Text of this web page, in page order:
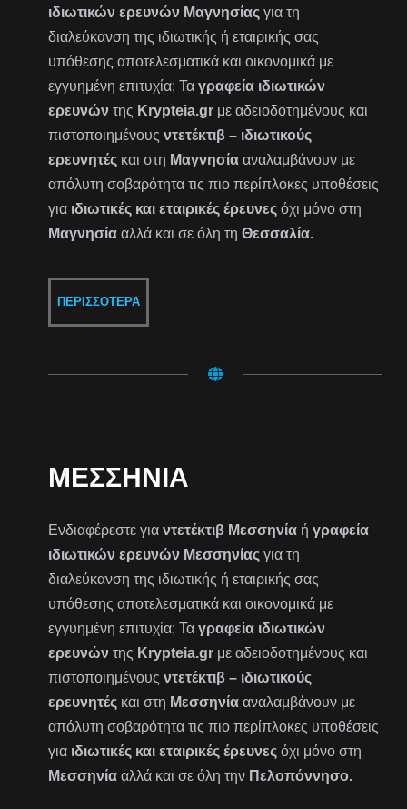
ιδιωτικών ερευνών Μαγνησίας για τη
διαλεύκανση της ιδιωτικής ή εταιρικής σας
υπόθεσης αποτελεσματικά και οικονομικά με
εγγυημένη επιτυχία; Ταγραφεία ιδιωτικών
ερευνών της Krypteia.gr με αδειοδοτημένους και
πιστοποιημένουςντετέκτιβ – ιδιωτικούς
ερευνητές και στη Μαγνησία αναλαμβάνουν με
απόλυτη σοβαρότητα τις πιο περίπλοκες υποθέσεις
για ιδιωτικές και εταιρικές έρευνες όχι μόνο στη
Μαγνησία αλλά και σε όλη τηΘεσσαλία.
ΠΕΡΙΣΣΌΤΕΡΑ
ΜΕΣΣΗΝΊΑ
Ενδιαφέρεστε γιαντετέκτιβ Μεσσηνία ήγραφεία
ιδιωτικών ερευνών Μεσσηνίας για τη
διαλεύκανση της ιδιωτικής ή εταιρικής σας
υπόθεσης αποτελεσματικά και οικονομικά με
εγγυημένη επιτυχία; Ταγραφεία ιδιωτικών
ερευνών της Krypteia.gr με αδειοδοτημένους και
πιστοποιημένουςντετέκτιβ – ιδιωτικούς
ερευνητές και στη Μεσσηνία αναλαμβάνουν με
απόλυτη σοβαρότητα τις πιο περίπλοκες υποθέσεις
για ιδιωτικές και εταιρικές έρευνες όχι μόνο στη
Μεσσηνία αλλά και σε όλη την Πελοπόννησο.